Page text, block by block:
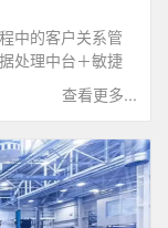
中的客户关系管
处理中台＋敏捷
查看更多...